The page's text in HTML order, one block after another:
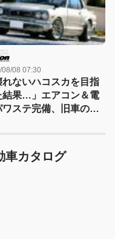
08/08 07:30
れないハコスカを目指
結果…」エアコン＆電
ワステ完備、旧車の常
車カタログ